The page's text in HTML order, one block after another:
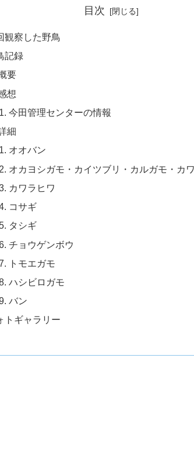
目次
観察した野鳥
記録
要
想
今田管理センターの情報
細
オオバン
オカヨシガモ・カイツブリ・カルガモ・カ
カワラヒワ
コサギ
タシギ
チョウゲンボウ
トモエガモ
ハシビロガモ
バン
トギャラリー